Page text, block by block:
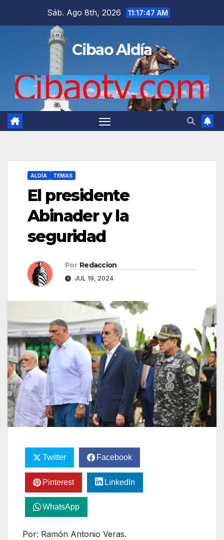
Sáb. Ago 8th, 2026 11:17:48 AM
Cibao Aldía
ALDÍA TEMAS
El presidente
Abinader y la
seguridad
Por Redaccion
JUL 19, 2024
Twitter Facebook
Pinterest LinkedIn
WhatsApp
Por: Ramón Antonio Veras.